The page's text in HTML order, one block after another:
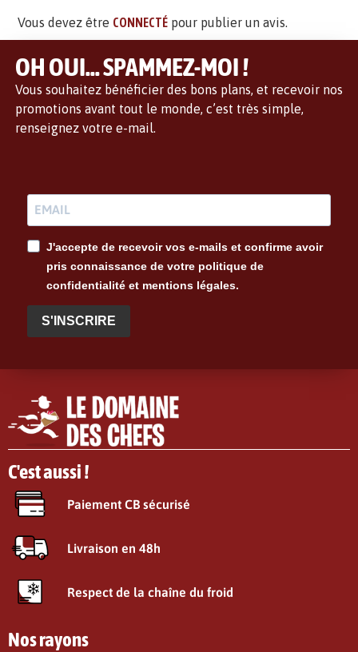
Vous devez être CONNECTÉ pour publier un avis.
OH OUI... SPAMMEZ-MOI !
Vous souhaitez bénéficier des bons plans, et recevoir nos
promotions avant tout le monde, c’est très simple,
renseignez votre e-mail.
J'accepte de recevoir vos e-mails et confirme avoir
pris connaissance de votre politique de
confidentialité et mentions légales.
S'INSCRIRE
C'est aussi !
Paiement CB sécurisé
Livraison en 48h
Respect de la chaîne du froid
Nos rayons